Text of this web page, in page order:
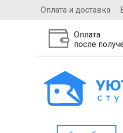
Оплата и доставка
Оплата
после